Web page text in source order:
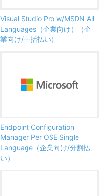
Visual Studio Pro w/MSDN All
Languages（企業向け）（企
業向け/一括払い）
Endpoint Configuration
Manager Per OSE Single
Language（企業向け/分割払
い）